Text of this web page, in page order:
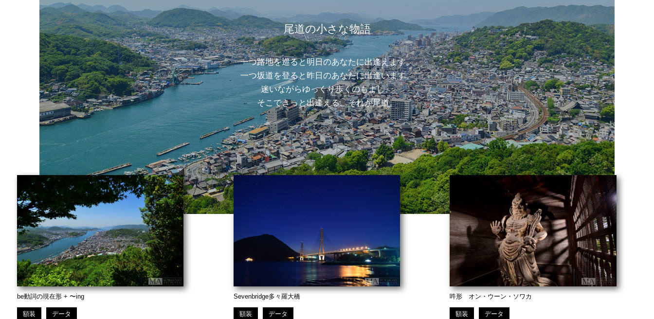
尾道の小さな物語
一つ路地を巡ると明日のあなたに出逢えます。
一つ坂道を登ると昨日のあなたに出逢います。
迷いながらゆっくり歩くのもよし。
そこできっと出逢える。それが尾道。
be動詞の現在形 + 〜ing
額装 データ
Sevenbridge多々羅大橋
額装 データ
吽形 オン・ウーン・ソワカ
額装 データ